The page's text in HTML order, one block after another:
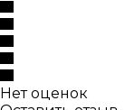
Нет оценок